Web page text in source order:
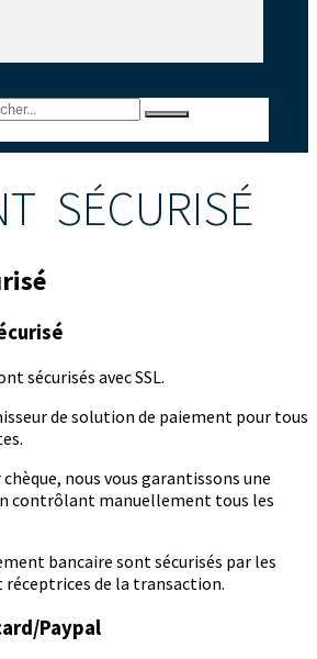
SÉCURISÉ
sécurisés avec SSL.
de solution de paiement pour tous
nous vous garantissons une
contrôlant manuellement tous les
bancaire sont sécurisés par les
de la transaction.
Paypal